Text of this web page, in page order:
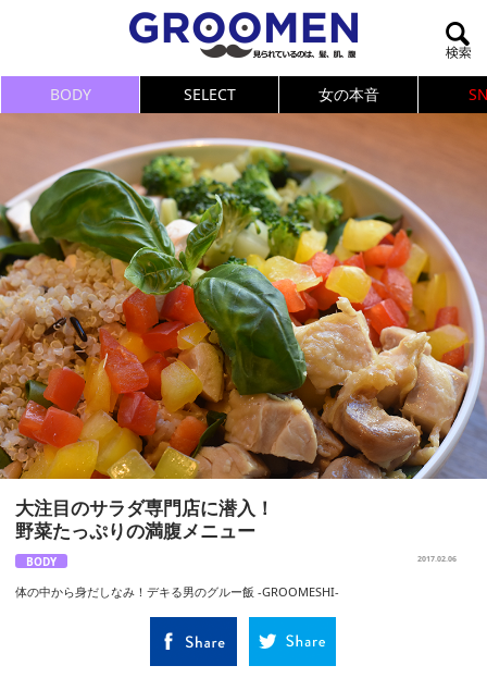
BODY SELECT 女の本音
大注目のサラダ専門店に潜入！
野菜たっぷりの満腹メニュー
BODY 2017.02.06
体の中から身だしなみ！デキる男のグルー飯 -GROOMESHI-